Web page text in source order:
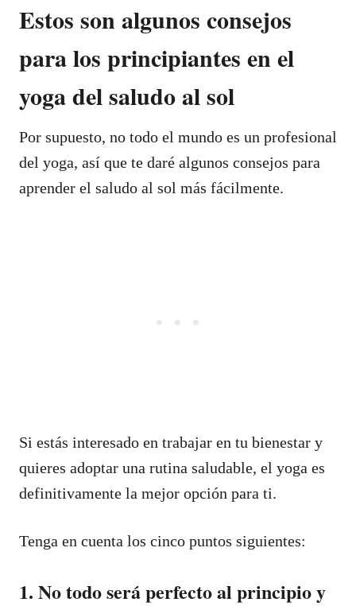
Estos son algunos consejos
para los principiantes en el
yoga del saludo al sol
Por supuesto, no todo el mundo es un profesional
del yoga, así que te daré algunos consejos para
aprender el saludo al sol más fácilmente.
Si estás interesado en trabajar en tu bienestar y
quieres adoptar una rutina saludable, el yoga es
definitivamente la mejor opción para ti.
Tenga en cuenta los cinco puntos siguientes:
1. No todo será perfecto al principio y